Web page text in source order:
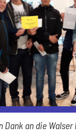
Dank an die